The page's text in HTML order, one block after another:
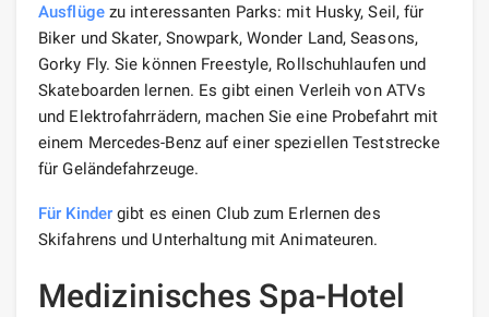
Ausflügezu interessanten Parks: mit Husky, Seil, für
Biker und Skater, Snowpark, Wonder Land, Seasons,
Gorky Fly. Sie können Freestyle, Rollschuhlaufen und
Skateboarden lernen. Es gibt einen Verleih von ATVs
und Elektrofahrrädern, machen Sie eine Probefahrt mit
einem Mercedes-Benz auf einer speziellen Teststrecke
für Geländefahrzeuge.
Für Kinder gibt es einen Club zum Erlernen des
Skifahrens und Unterhaltung mit Animateuren.
Medizinisches Spa-Hotel